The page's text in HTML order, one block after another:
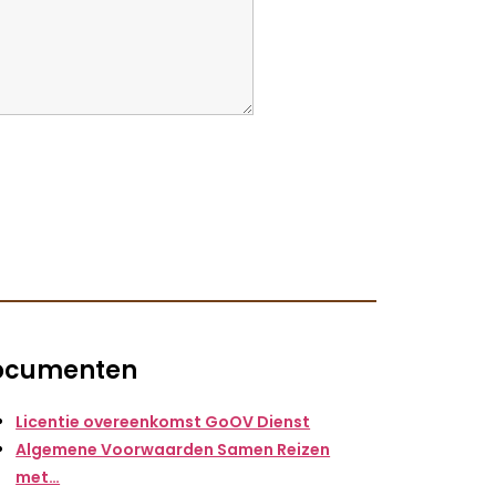
Licentie overeenkomst GoOV Dienst
Algemene Voorwaarden Samen Reizen
met…